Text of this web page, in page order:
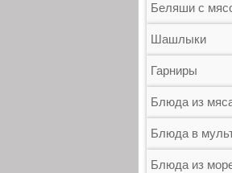
Беляши с
Шашлыки
Гарниры
Блюда из
Блюда в
Блюда из